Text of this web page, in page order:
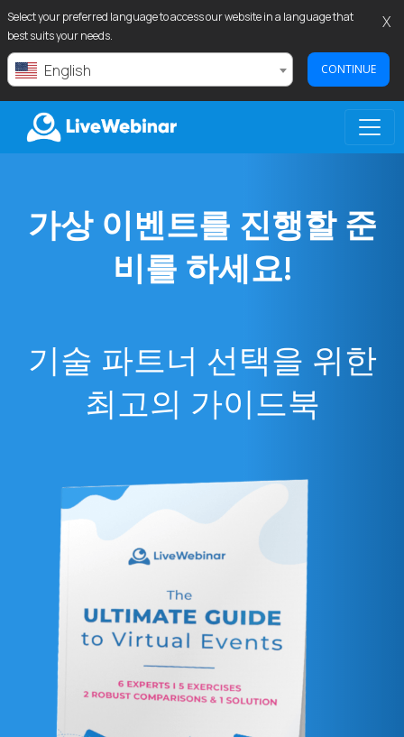
Select your preferred language to access our website in a language that
best suits your needs.
English CONTINUE
X
가상 이벤트를 진행할 준
비를 하세요!
기술 파트너 선택을 위한
최고의 가이드북